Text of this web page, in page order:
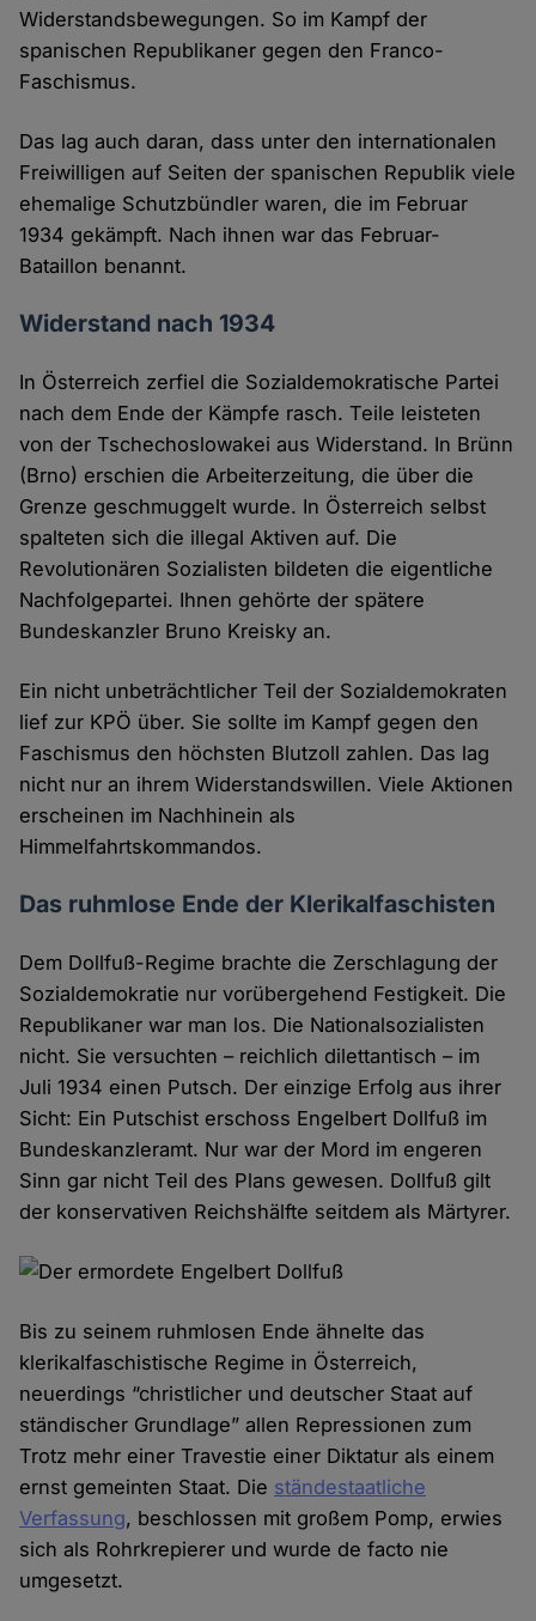
Widerstandsbewegungen. So im Kampf der
spanischen Republikaner gegen den Franco-
Faschismus.
Das lag auch daran, dass unter den internationalen
Freiwilligen auf Seiten der spanischen Republik viele
ehemalige Schutzbündler waren, die im Februar
1934 gekämpft. Nach ihnen war das Februar-
Bataillon benannt.
Widerstand nach 1934
In Österreich zerfiel die Sozialdemokratische Partei
nach dem Ende der Kämpfe rasch. Teile leisteten
von der Tschechoslowakei aus Widerstand. In Brünn
(Brno) erschien die Arbeiterzeitung, die über die
Grenze geschmuggelt wurde. In Österreich selbst
spalteten sich die illegal Aktiven auf. Die
Revolutionären Sozialisten bildeten die eigentliche
Nachfolgepartei. Ihnen gehörte der spätere
Bundeskanzler Bruno Kreisky an.
Ein nicht unbeträchtlicher Teil der Sozialdemokraten
lief zur KPÖ über. Sie sollte im Kampf gegen den
Faschismus den höchsten Blutzoll zahlen. Das lag
nicht nur an ihrem Widerstandswillen. Viele Aktionen
erscheinen im Nachhinein als
Himmelfahrtskommandos.
Das ruhmlose Ende der Klerikalfaschisten
Dem Dollfuß-Regime brachte die Zerschlagung der
Sozialdemokratie nur vorübergehend Festigkeit. Die
Republikaner war man los. Die Nationalsozialisten
nicht. Sie versuchten – reichlich dilettantisch – im
Juli 1934 einen Putsch. Der einzige Erfolg aus ihrer
Sicht: Ein Putschist erschoss Engelbert Dollfuß im
Bundeskanzleramt. Nur war der Mord im engeren
Sinn gar nicht Teil des Plans gewesen. Dollfuß gilt
der konservativen Reichshälfte seitdem als Märtyrer.
Bis zu seinem ruhmlosen Ende ähnelte das
klerikalfaschistische Regime in Österreich,
neuerdings “christlicher und deutscher Staat auf
ständischer Grundlage” allen Repressionen zum
Trotz mehr einer Travestie einer Diktatur als einem
ernst gemeinten Staat. Die ständestaatliche
Verfassung, beschlossen mit großem Pomp, erwies
sich als Rohrkrepierer und wurde de facto nie
umgesetzt.